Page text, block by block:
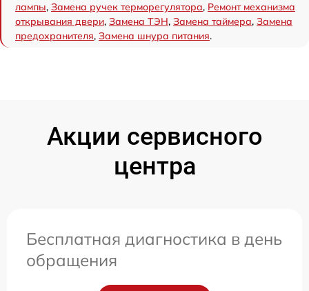
лампы, Замена ручек терморегулятора, Ремонт механизма
открывания двери, Замена ТЭН, Замена таймера, Замена
предохранителя, Замена шнура питания.
Акции сервисного
центра
Бесплатная диагностика в день
обращения